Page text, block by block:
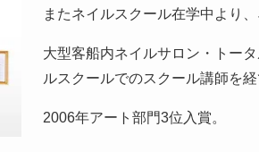
またネイルスクール在学中より
大型客船内ネイルサロン・トー
ルスクールでのスクール講師を
2006年アート部門3位入賞。